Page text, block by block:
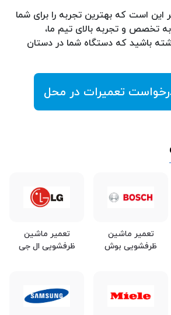
این است که بهترین تجربه را برای شما
تخصص و تجربه بالای تیم ما،
باشید که دستگاه شما در دستان
تعمیرات در محل
تعمیر ماشین
ظرفشویی بوش
تعمیر ماشین
ظرفشویی ال جی